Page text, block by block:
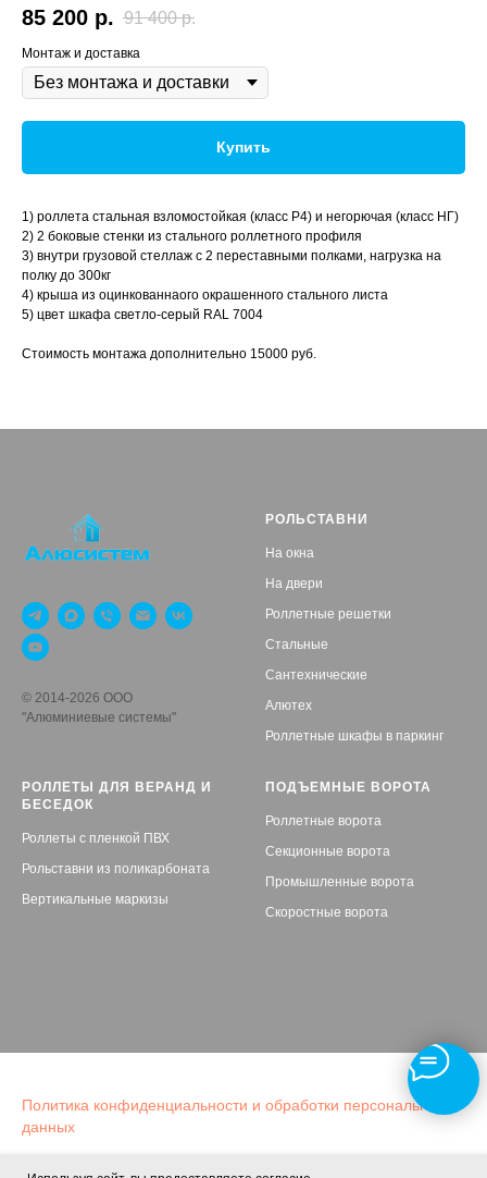
85 200 р. 91 400 р.
Монтаж и доставка
Купить
1) роллета стальная взломостойкая (класс Р4) и негорючая (класс НГ)
2) 2 боковые стенки из стального роллетного профиля
3) внутри грузовой стеллаж с 2 переставными полками, нагрузка на
полку до 300кг
4) крыша из оцинкованнаого окрашенного стального листа
5) цвет шкафа светло-серый RAL 7004
Стоимость монтажа дополнительно 15000 руб.
© 2014-2026 ООО
"Алюминиевые системы"
РОЛЬСТАВНИ
На окна
На двери
Роллетные решетки
Стальные
Сантехнические
Алютех
Роллетные шкафы в паркинг
РОЛЛЕТЫ ДЛЯ ВЕРАНД И
БЕСЕДОК
Роллеты с пленкой ПВХ
Рольставни из поликарбоната
Вертикальные маркизы
ПОДЪЕМНЫЕ ВОРОТА
Роллетные ворота
Секционные ворота
Промышленные ворота
Скоростные ворота
Политика конфиденциальности и обработки персональных
данных